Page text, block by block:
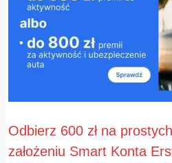
Odbierz 600 zł na
założeniu Smart Konta